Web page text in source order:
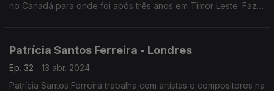
no Canadá para onde foi após três anos em Timor Leste. Faz a
Patrícia Santos Ferreira - Londres
Ep. 32
13 abr. 2024
Patrícia Santos Ferreira trabalha com artistas e compositores na